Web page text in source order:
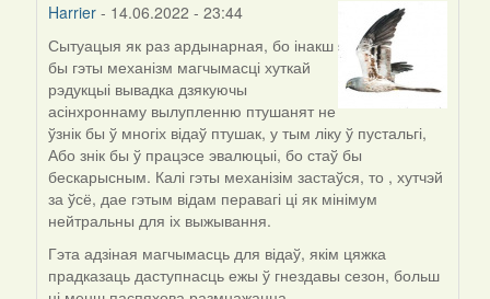
Harrier - 14.06.2022 - 23:44
In
reply
to
by
Alla
Geurten
Сытуацыя як раз ардынарная, бо інакш
бы гэты механізм магчымасці хуткай
рэдукцыі вывадка дзякуючы
асінхроннаму вылупленню птушанят не
ўзнік бы ў многіх відаў птушак, у тым ліку ў пустальгі,
Або знік бы ў працэсе эвалюцыі, бо стаў бы
бескарысным. Калі гэты механізім застаўся, то , хутчэй
за ўсё, дае гэтым відам перавагі ці як мінімум
нейтральны для іх выжывання.
Гэта адзіная магчымасць для відаў, якім цяжка
прадказаць даступнасць ежы ў гнездавы сезон, больш